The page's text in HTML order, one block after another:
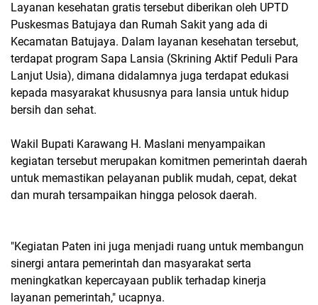
Layanan kesehatan gratis tersebut diberikan oleh UPTD
Puskesmas Batujaya dan Rumah Sakit yang ada di
Kecamatan Batujaya. Dalam layanan kesehatan tersebut,
terdapat program Sapa Lansia (Skrining Aktif Peduli Para
Lanjut Usia), dimana didalamnya juga terdapat edukasi
kepada masyarakat khususnya para lansia untuk hidup
bersih dan sehat.
Wakil Bupati Karawang H. Maslani menyampaikan
kegiatan tersebut merupakan komitmen pemerintah daerah
untuk memastikan pelayanan publik mudah, cepat, dekat
dan murah tersampaikan hingga pelosok daerah.
"Kegiatan Paten ini juga menjadi ruang untuk membangun
sinergi antara pemerintah dan masyarakat serta
meningkatkan kepercayaan publik terhadap kinerja
layanan pemerintah," ucapnya.